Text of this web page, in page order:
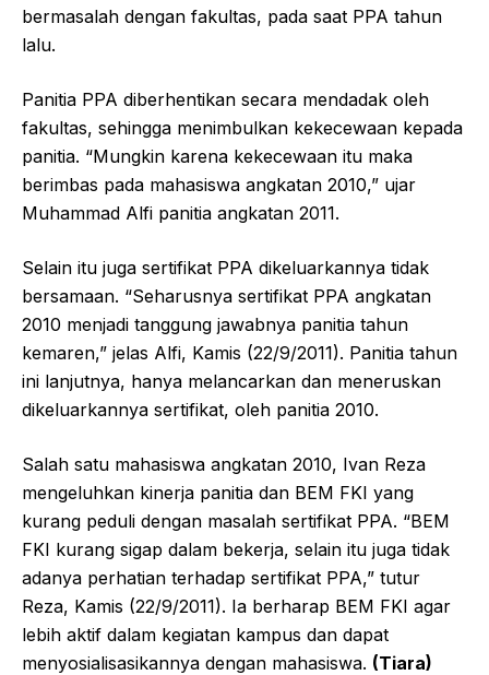
bermasalah dengan fakultas, pada saat PPA tahun
lalu.
Panitia PPA diberhentikan secara mendadak oleh
fakultas, sehingga menimbulkan kekecewaan kepada
panitia. “Mungkin karena kekecewaan itu maka
berimbas pada mahasiswa angkatan 2010,” ujar
Muhammad Alfi panitia angkatan 2011.
Selain itu juga sertifikat PPA dikeluarkannya tidak
bersamaan. “Seharusnya sertifikat PPA angkatan
2010 menjadi tanggung jawabnya panitia tahun
kemaren,” jelas Alfi, Kamis (22/9/2011). Panitia tahun
ini lanjutnya, hanya melancarkan dan meneruskan
dikeluarkannya sertifikat, oleh panitia 2010.
Salah satu mahasiswa angkatan 2010, Ivan Reza
mengeluhkan kinerja panitia dan BEM FKI yang
kurang peduli dengan masalah sertifikat PPA. “BEM
FKI kurang sigap dalam bekerja, selain itu juga tidak
adanya perhatian terhadap sertifikat PPA,” tutur
Reza, Kamis (22/9/2011). Ia berharap BEM FKI agar
lebih aktif dalam kegiatan kampus dan dapat
menyosialisasikannya dengan mahasiswa. (Tiara)